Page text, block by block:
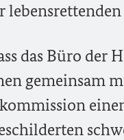
das Büro der
gemeinsam